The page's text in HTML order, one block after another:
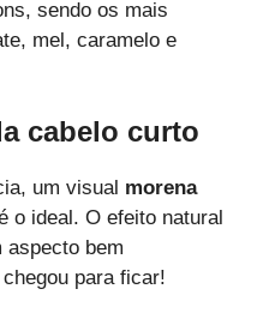
sendo os mais
mel, caramelo e
cabelo curto
um visual morena
o ideal. O efeito natural
aspecto bem
para ficar!